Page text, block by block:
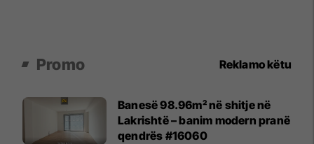
Promo Reklamo këtu
Banesë 98.96m² në shitje në
Lakrishtë – banim modern pranë
qendrës #16060